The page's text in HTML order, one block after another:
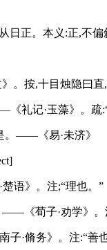
日正。本义:正,不偏
。按,十目烛隐曰直,
礼记·玉藻》。疏
。——《易·未济》
语》。注;“理也。”
《荀子·劝学》。
·脩务》。注:“善